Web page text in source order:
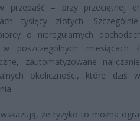
przepaść – przy przeciętnej
tysięcy złotych.
o nieregularnych
poszczególnych miesiącach
zautomatyzowane
okoliczności, które dziś
wskazują, że ryzyko to można